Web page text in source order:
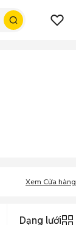
Xem Cửa hàng
Dạng lưới